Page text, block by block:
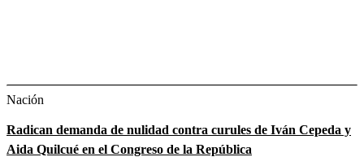
Nación
Radican demanda de nulidad contra curules de Iván Cepeda y
Aida Quilcué en el Congreso de la República